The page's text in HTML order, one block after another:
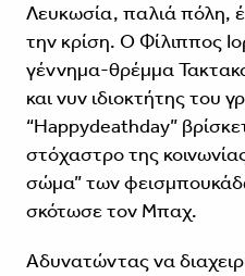
Λευκωσία, παλιά πόλη,
την κρίση. Ο Φίλιππος
γέννημα-θρέμμα
και νυν ιδιοκτήτης του
“Happydeathday”
στόχαστρο της
σώμα” των
σκότωσε τον Μπαχ.
Αδυνατώντας να